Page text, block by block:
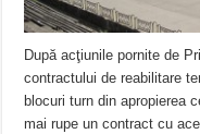
După acţiunile pornite de
contractului de reabilitare
blocuri turn din apropierea
mai rupe un contract cu